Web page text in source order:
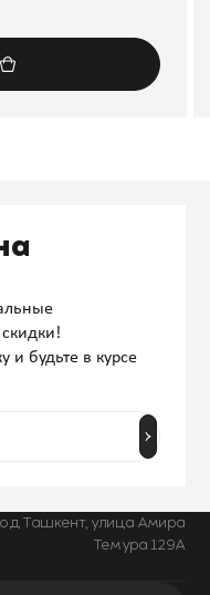
Ташкент, улица Амира
Темура 129А
и будьте в курсе